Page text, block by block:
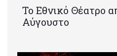
Το Εθνικό Θέατρο
Αύγουστο